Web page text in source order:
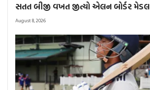
સતત બીજી વખત જીત્યો એલન બોર્ડર મેડલ
August 8, 2026